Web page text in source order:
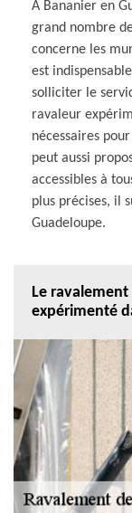
À Bananier en
grand nombre
concerne les
est
solliciter le
ravaleur
nécessaires
peut aussi
accessibles à
plus précises, il
Guadeloupe.
Le
expérimenté